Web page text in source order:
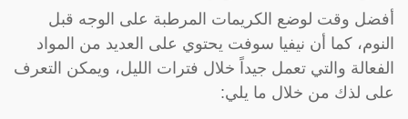
أفضل وقت لوضع الكريمات المرطبة على الوجه قبل
النوم، كما أن نيفيا سوفت يحتوي على العديد من المواد
الفعالة والتي تعمل جيداً خلال فترات الليل، ويمكن التعرف
على لذك من خلال ما يلي: